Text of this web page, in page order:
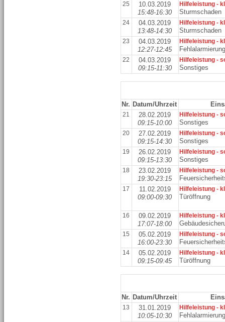
25
10.03.2019
15:48-16:30
Hilfeleistung -
Sturmschaden
24
04.03.2019
13:48-14:30
Hilfeleistung -
Sturmschaden
23
04.03.2019
12:27-12:45
Hilfeleistung -
22
04.03.2019
09:15-11:30
Hilfeleistung -
Sonstiges
Nr. Datum/Uhrzeit
21
28.02.2019
09:15-10:00
Hilfeleistung -
Sonstiges
20
27.02.2019
09:15-14:30
Hilfeleistung -
Sonstiges
19
26.02.2019
09:15-13:30
Hilfeleistung -
Sonstiges
18
23.02.2019
19:30-23:15
Hilfeleistung -
17
11.02.2019
09:00-09:30
Hilfeleistung -
Türöffnung
16
09.02.2019
17:07-18:00
Hilfeleistung -
15
05.02.2019
16:00-23:30
Hilfeleistung -
14
05.02.2019
09:15-09:45
Hilfeleistung -
Türöffnung
Nr. Datum/Uhrzeit
13
31.01.2019
10:05-10:30
Hilfeleistung -